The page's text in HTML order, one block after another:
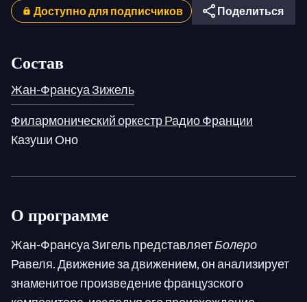
Доступно для подписчиков Поделиться
Состав
Жан-Франсуа Зижель
Филармонический оркестр Радио Франции
Казуши Оно
О программе
Жан-Франсуа Зигель представляетБолеро
Равеля. Движение за движением, он анализирует
знаменитое произведение французского